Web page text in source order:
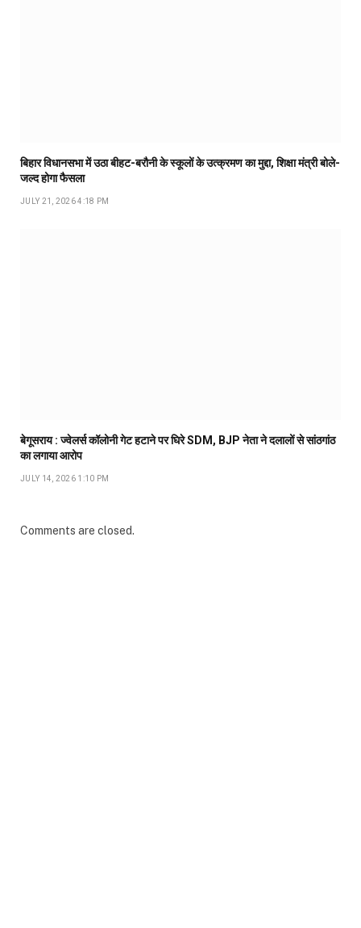
बिहार विधानसभा में उठा बीहट-बरौनी के स्कूलों के उत्क्रमण का मुद्दा, शिक्षा मंत्री बोले-
जल्द होगा फैसला
JULY 21, 2026 4:18 PM
बेगूसराय : ज्वेलर्स कॉलोनी गेट हटाने पर घिरे SDM, BJP नेता ने दलालों से सांठगांठ
का लगाया आरोप
JULY 14, 2026 1:10 PM
Comments are closed.